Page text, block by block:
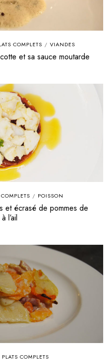
COMPLETS / VIANDES
et sa sauce moutarde
/ POISSON
et écrasé de pommes de
l’ail
PLATS COMPLETS